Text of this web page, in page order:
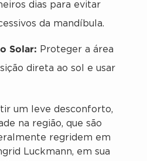
dias para evitar
da mandíbula.
Solar: Proteger a área
direta ao sol e usar
um leve desconforto,
na região, que são
regridem em
Luckmann, em sua